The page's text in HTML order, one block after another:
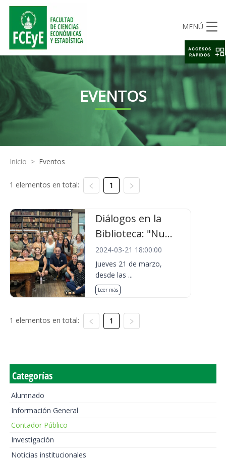
MENÚ
EVENTOS
Inicio > Eventos
1 elementos en total: 1
Diálogos en la
Biblioteca: "Nu...
2024-03-21 18:00:00
Jueves 21 de marzo,
desde las ...
Leer más
1 elementos en total: 1
Categorías
Alumnado
Información General
Contador Público
Investigación
Noticias institucionales
ACCESOS
RAPIDOS